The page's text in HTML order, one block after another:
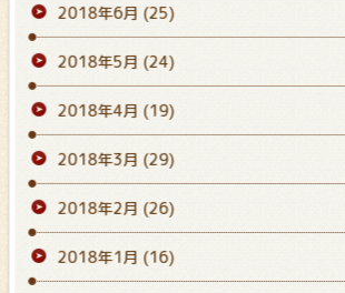
2018年6月 (25)
2018年5月 (24)
2018年4月 (19)
2018年3月 (29)
2018年2月 (26)
2018年1月 (16)